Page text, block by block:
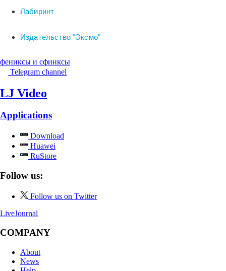
Лабиринт
Издательство "Эксмо"
фениксы и сфинксы
Telegram channel
LJ Video
Applications
Download
Huawei
RuStore
Follow us:
Follow us on Twitter
LiveJournal
COMPANY
About
News